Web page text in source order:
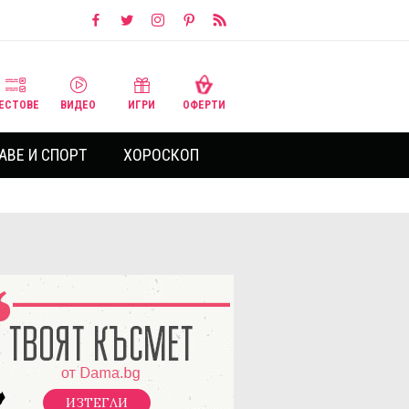
ВИДЕО ИГРИ ОФЕРТИ
И СПОРТ ХОРОСКОП
ИЗТЕГЛИ